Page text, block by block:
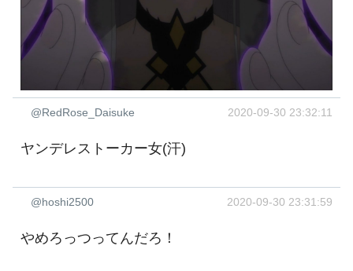
@RedRose_Daisuke 2020-09-30 23:32:11
ヤンデレストーカー女(汗)
@hoshi2500 2020-09-30 23:31:59
やめろっつってんだろ！